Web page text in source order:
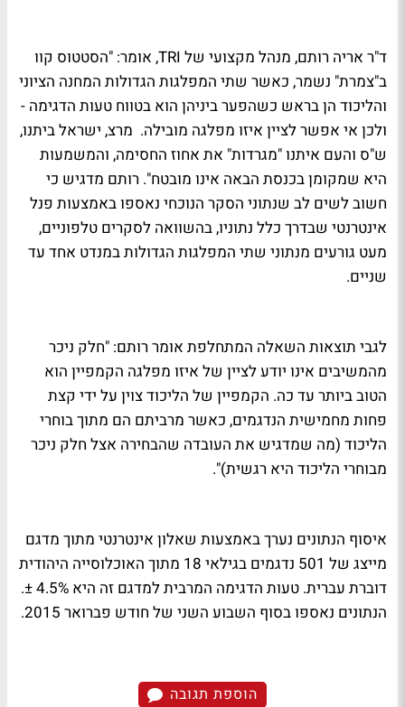
ד"ר אריה רותם, מנהל מקצועי של TRI, אומר: "הסטטוס קוו
ב"צמרת" נשמר, כאשר שתי המפלגות הגדולות המחנה הציוני
והליכוד הן בראש כשהפער ביניהן הוא בטווח טעות הדגימה -
ולכן אי אפשר לציין איזו מפלגה מובילה. מרצ, ישראל ביתנו,
ש"ס והעם איתנו "מגרדות" את אחוז החסימה, והמשמעות
היא שמקומן בכנסת הבאה אינו מובטח". רותם מדגיש כי
חשוב לשים לב שנתוני הסקר הנוכחי נאספו באמצעות פנל
אינטרנטי שבדרך כלל נתוניו, בהשוואה לסקרים טלפוניים,
מעט גורעים מנתוני שתי המפלגות הגדולות במנדט אחד עד
שניים.
לגבי תוצאות השאלה המתחלפת אומר רותם: "חלק ניכר
מהמשיבים אינו יודע לציין של איזו מפלגה הקמפיין הוא
הטוב ביותר עד כה. הקמפיין של הליכוד צוין על ידי קצת
פחות מחמישית הנדגמים, כאשר מרביתם הם מתוך בוחרי
הליכוד (מה שמדגיש את העובדה שהבחירה אצל חלק ניכר
מבוחרי הליכוד היא רגשית)".
איסוף הנתונים נערך באמצעות שאלון אינטרנטי מתוך מדגם
מייצג של 501 נדגמים בגילאי 18 מתוך האוכלוסייה היהודית
דוברת עברית. טעות הדגימה המרבית למדגם זה היא 4.5% ±.
הנתונים נאספו בסוף השבוע השני של חודש פברואר 2015.
הוספת תגובה